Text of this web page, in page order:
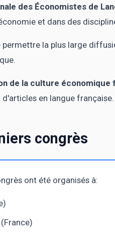
des Économistes de
et dans des
la plus large
de la culture économique
en langue française.
congrès
ont été organisés à:
(France)